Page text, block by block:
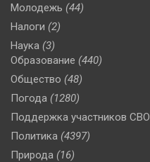
Молодежь (44)
Налоги (2)
Наука (3)
Образование (440)
Общество (48)
Погода (1280)
Поддержка участников СВО
Политика (4397)
Природа (16)